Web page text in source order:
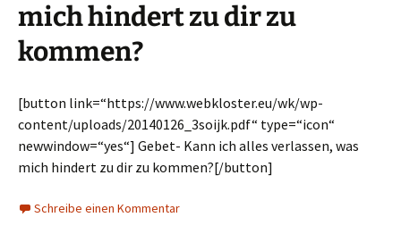
mich hindert zu dir zu
kommen?
[button link=“https://www.webkloster.eu/wk/wp-
content/uploads/20140126_3soijk.pdf“ type=“icon“
newwindow=“yes“] Gebet- Kann ich alles verlassen, was
mich hindert zu dir zu kommen?[/button]
Schreibe einen Kommentar